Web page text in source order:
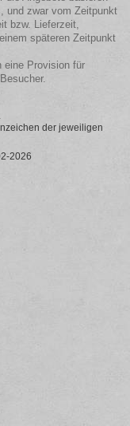
und zwar vom Zeitpunkt
bzw. Lieferzeit,
späteren Zeitpunkt
eine Provision für
der jeweiligen
2026